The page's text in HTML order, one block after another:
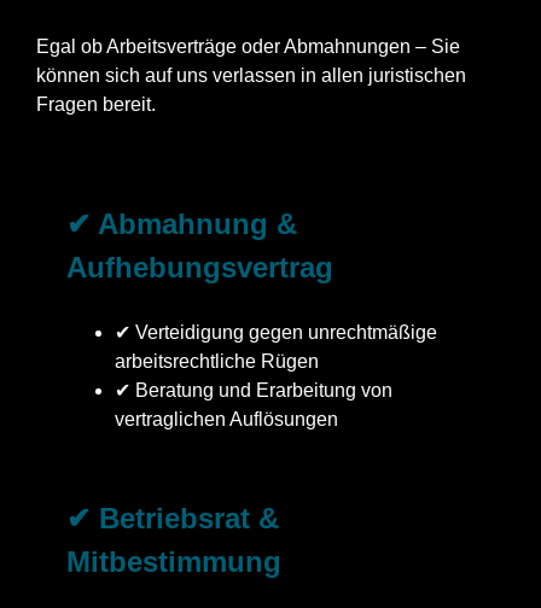
Egal ob Arbeitsverträge oder Abmahnungen – Sie
können sich auf uns verlassen in allen juristischen
Fragen bereit.
✔ Abmahnung &
Aufhebungsvertrag
✔ Verteidigung gegen unrechtmäßige
arbeitsrechtliche Rügen
✔ Beratung und Erarbeitung von
vertraglichen Auflösungen
✔ Betriebsrat &
Mitbestimmung